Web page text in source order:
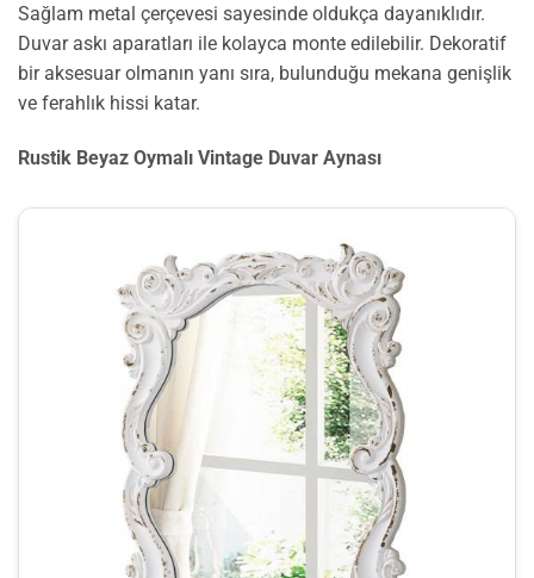
Sağlam metal çerçevesi sayesinde oldukça dayanıklıdır.
Duvar askı aparatları ile kolayca monte edilebilir. Dekoratif
bir aksesuar olmanın yanı sıra, bulunduğu mekana genişlik
ve ferahlık hissi katar.
Rustik Beyaz Oymalı Vintage Duvar Aynası